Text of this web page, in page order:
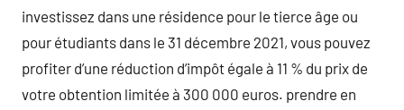
investissez dans une résidence pour le tierce âge ou
pour étudiants dans le 31 décembre 2021, vous pouvez
profiter d’une réduction d’impôt égale à 11 % du prix de
votre obtention limitée à 300 000 euros. prendre en